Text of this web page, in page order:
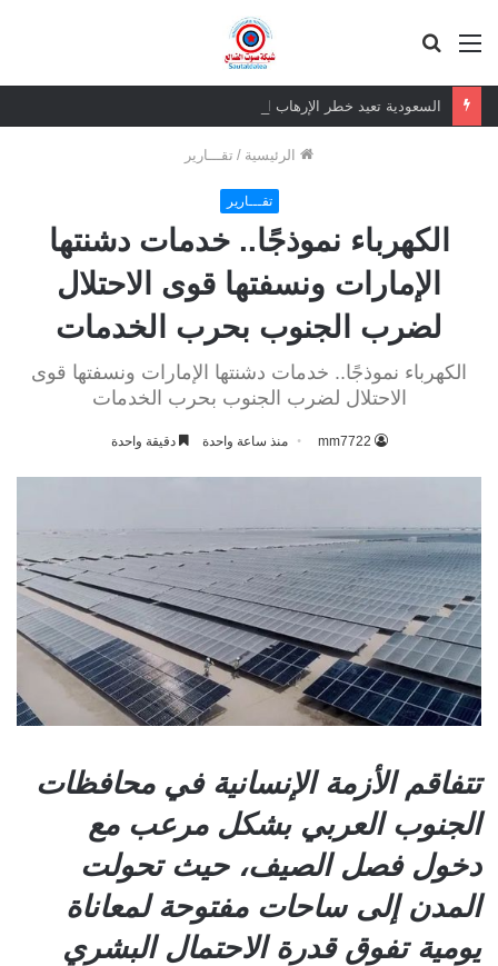
القائمة
السعودية تعيد خطر الإرهاب الغاشم للجنوب العربي
الرئيسية / تقـــارير
تقـــارير
الكهرباء نموذجًا.. خدمات دشنتها
الإمارات ونسفتها قوى الاحتلال
لضرب الجنوب بحرب الخدمات
الكهرباء نموذجًا.. خدمات دشنتها الإمارات ونسفتها قوى
الاحتلال لضرب الجنوب بحرب الخدمات
mm7722 منذ ساعة واحدة دقيقة واحدة
تتفاقم الأزمة الإنسانية في محافظات
الجنوب العربي بشكل مرعب مع
دخول فصل الصيف، حيث تحولت
المدن إلى ساحات مفتوحة لمعاناة
يومية تفوق قدرة الاحتمال البشري